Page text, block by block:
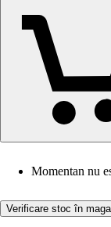
Momentan nu
Verificare stoc în